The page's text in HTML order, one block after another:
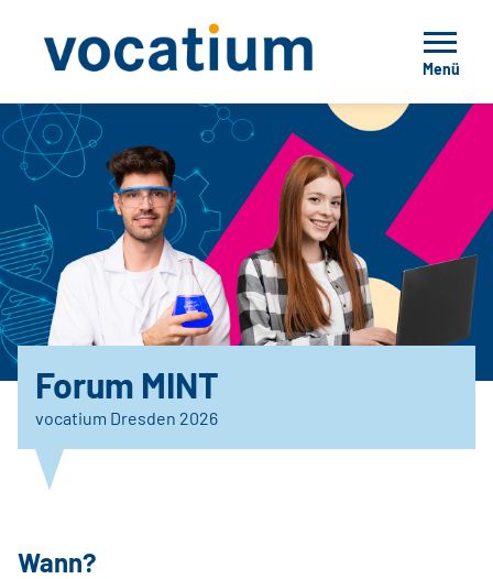
Menü
Forum MINT
vocatium Dresden 2026
Wann?